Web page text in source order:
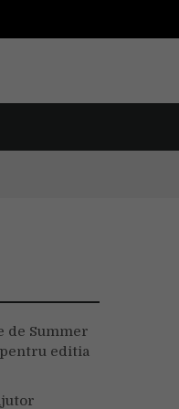
de Summer
editia